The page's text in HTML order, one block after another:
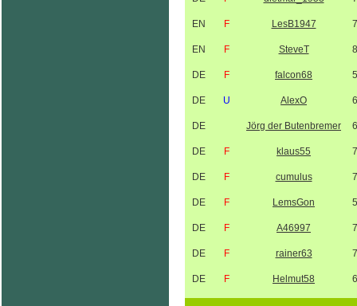
EN F LesB1947
EN F SteveT
DE F falcon68
DE U AlexO
DE Jörg der Butenbremer
DE F klaus55
DE F cumulus
DE F LemsGon
DE F A46997
DE F rainer63
DE F Helmut58